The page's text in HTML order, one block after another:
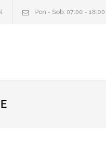
Pon - Sob: 07:00 - 18:00